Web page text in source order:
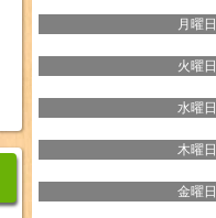
月曜日
火曜日
水曜日
木曜日
金曜日